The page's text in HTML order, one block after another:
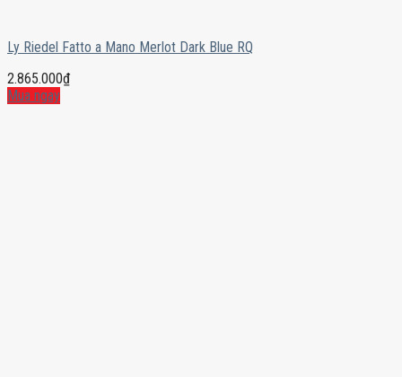
Ly Riedel Fatto a Mano Merlot Dark Blue RQ
2.865.000₫
Mua ngay